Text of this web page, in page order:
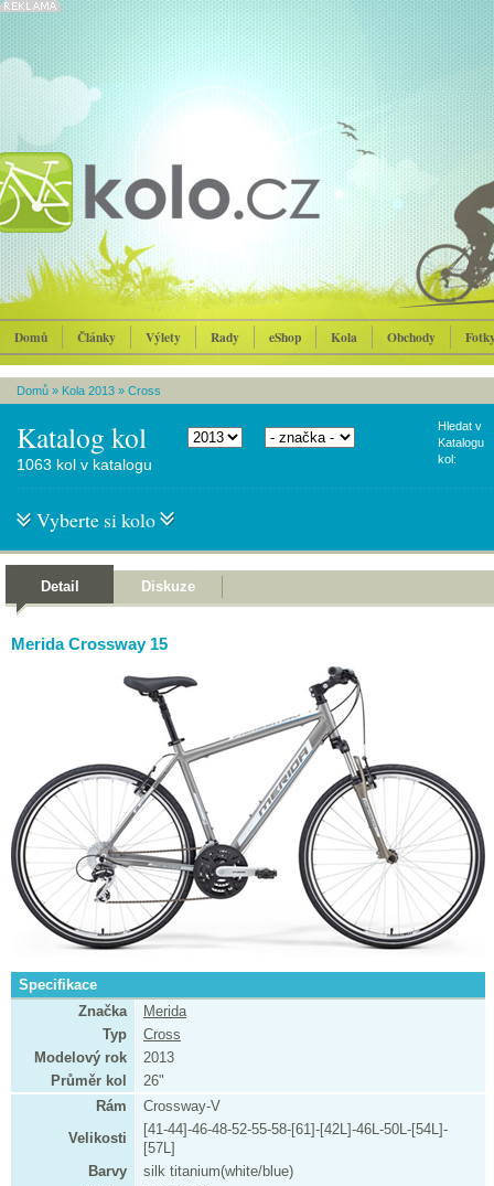
Domů Články Výlety Rady eShop Kola Obchody
Domů » Kola 2013 » Cross
Katalog kol
Hledat v
Katalogu
kol:
1063 kol v katalogu
Vyberte si kolo
Detail Diskuze
Merida Crossway 15
Specifikace
Značka
Merida
Typ
Cross
Modelový rok
2013
Průměr kol
26"
Rám
Crossway-V
Velikosti
[41-44]-46-48-52-55-58-[61]-[42L]-46L-50L-[54L]-
[57L]
Barvy
silk titanium(white/blue)